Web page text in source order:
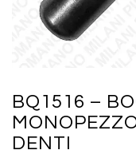
BQ1516 –
DENTI